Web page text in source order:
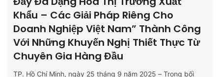
Khẩu – Các Giải Pháp Riêng Cho
Doanh Nghiệp Việt Nam” Thành Công
Với Những Khuyến Nghị Thiết Thực Từ
Chuyên Gia Hàng Đầu
TP. Hồ Chí Minh, ngày 25 tháng 9 năm 2025 – Trong bối